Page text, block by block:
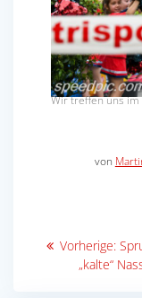
Wir treffen uns im
von
Vorherige:
„kalte“